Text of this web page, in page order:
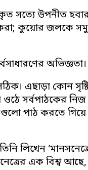
সত্যে উপনীত
কুয়োর জলকে
অভিজ্ঞতা।
সঠিক। এছাড়া কোন
সর্বপাঠকের
পাঠ করতে
লিখেন
এক বিশ্ব আছে,